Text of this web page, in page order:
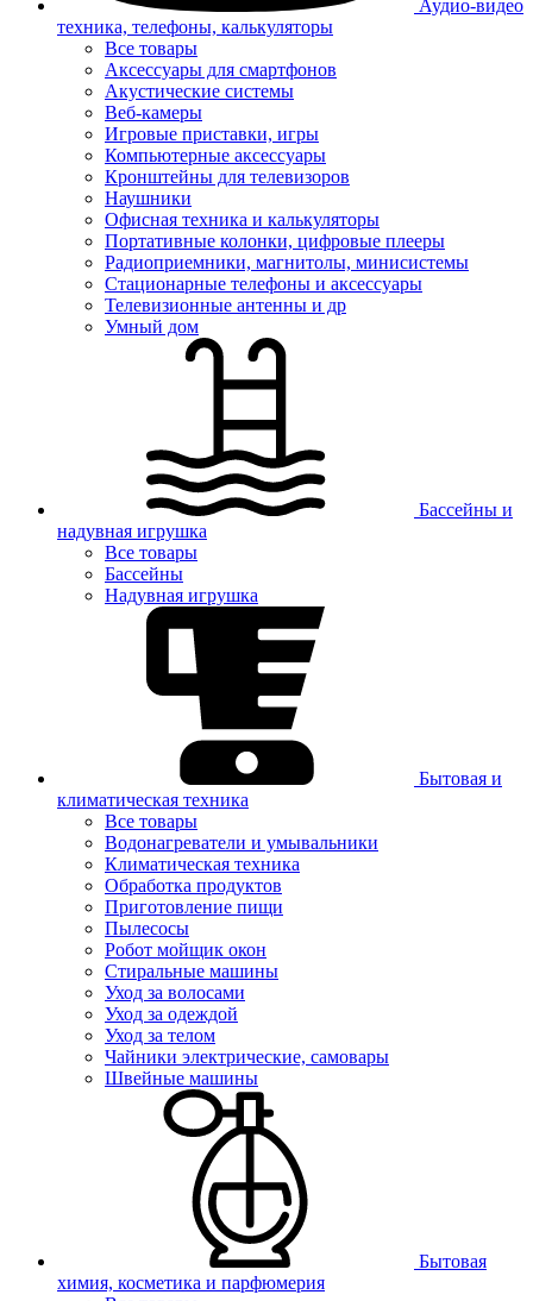
Аудио-видео
техника, телефоны, калькуляторы
Все товары
Аксессуары для смартфонов
Акустические системы
Веб-камеры
Игровые приставки, игры
Компьютерные аксессуары
Кронштейны для телевизоров
Наушники
Офисная техника и калькуляторы
Портативные колонки, цифровые плееры
Радиоприемники, магнитолы, минисистемы
Стационарные телефоны и аксессуары
Телевизионные антенны и др
Умный дом
Бассейны и
надувная игрушка
Все товары
Бассейны
Надувная игрушка
Бытовая и
климатическая техника
Все товары
Водонагреватели и умывальники
Климатическая техника
Обработка продуктов
Приготовление пищи
Пылесосы
Робот мойщик окон
Стиральные машины
Уход за волосами
Уход за одеждой
Уход за телом
Чайники электрические, самовары
Швейные машины
Бытовая
химия, косметика и парфюмерия